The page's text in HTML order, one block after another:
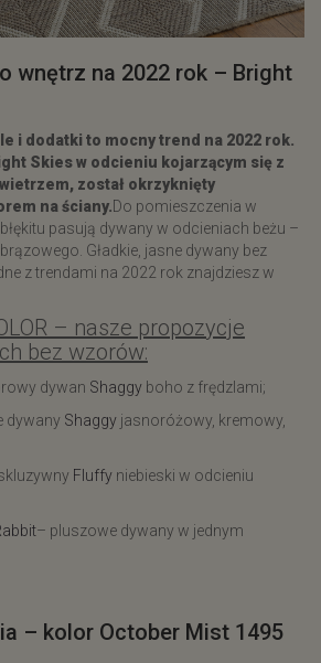
wnętrz na 2022 rok – Bright
i dodatki to mocny trend na 2022 rok.
Skies w odcieniu kojarzącym się z
został okrzyknięty
na ściany.Do pomieszczenia w
pasują dywany w odcieniach beżu –
Gładkie, jasne dywany bez
z trendami na 2022 rok znajdziesz w
– nasze propozycje
bez wzorów:
dywan Shaggy boho z frędzlami;
Shaggy jasnoróżowy, kremowy,
Fluffy niebieski w odcieniu
– pluszowe dywany w jednym
– kolor October Mist 1495